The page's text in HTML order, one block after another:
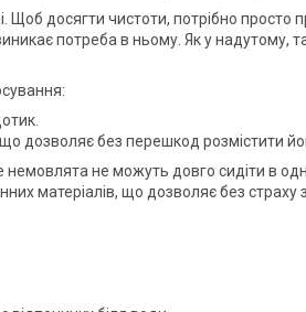
Щоб досягти чистоти, потрібно просто
потреба в ньому. Як у надутому,
дозволяє без перешкод розмістити
не можуть довго сидіти в
матеріалів, що дозволяє без страху